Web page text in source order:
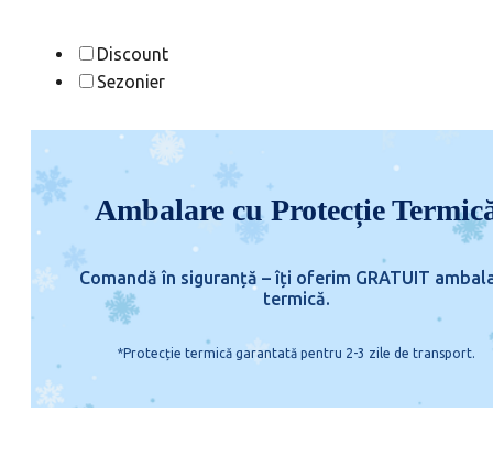
Discount
Sezonier
Ambalare cu Protecție
Comandă în siguranță – îți oferim GRATUIT
termică.
*Protecție termică garantată pentru 2-3 zile de transport.